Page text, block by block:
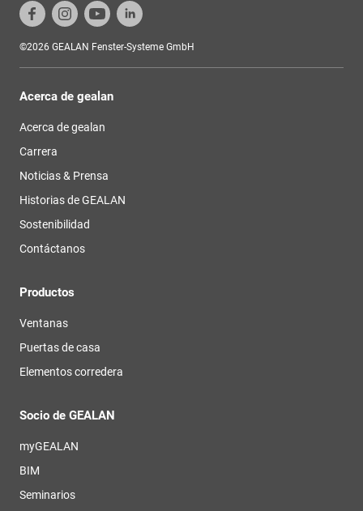
©2026 GEALAN Fenster-Systeme GmbH
Acerca de gealan
Acerca de gealan
Carrera
Noticias & Prensa
Historias de GEALAN
Sostenibilidad
Contáctanos
Productos
Ventanas
Puertas de casa
Elementos corredera
Socio de GEALAN
myGEALAN
BIM
Seminarios